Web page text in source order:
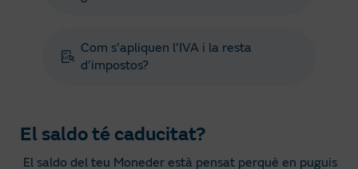
Com s’apliquen l’IVA i la resta
d’impostos?
El saldo té caducitat?
El saldo del teu Moneder està pensat perquè en puguis